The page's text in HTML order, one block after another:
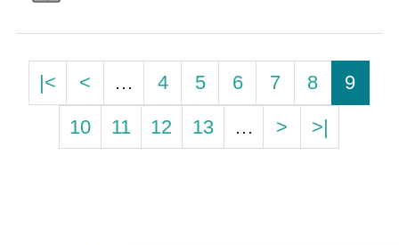
|< < … 4 5 6 7 8
9
10
11 12 13 … > >|